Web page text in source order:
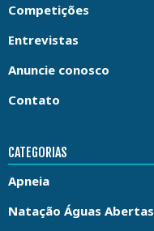
Competições
Entrevistas
Anuncie conosco
Contato
CATEGORIAS
Apneia
Natação Águas Abertas